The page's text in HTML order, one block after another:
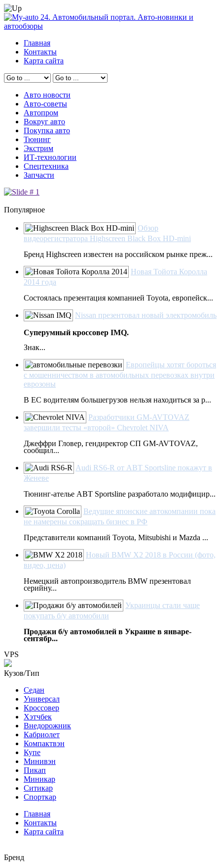
Главная
Контакты
Карта сайта
Авто новости
Авто-советы
Автопром
Вокруг авто
Покупка авто
Тюнинг
Экстрим
ИТ-технологии
Спецтехника
Запчасти
Популярное
Обзор
видеорегистратора Highscreen Black Box HD-mini
Бренд Highscreen известен на российском рынке преж...
Новая Тойота Королла
2014 года
Состоялась презентация компанией Toyota, европейск...
Nissan презентовал новый электромобиль
Суперумный кроссовер IMQ.
Знак...
Европейцы хотят бороться
с мошенничеством в автомобильных перевозках внутри
еврозоны
В ЕС водителям большегрузов нельзя находиться за р...
Разработчики GM-AVTOVAZ
завершили тесты «второй» Chevrolet NIVA
Джеффри Гловер, гендиректор СП GM-AVTOVAZ,
сообщил...
Audi RS6-R от ABT Sportsline покажут в
Женеве
Тюнинг-ателье ABT Sportsline разработало модифицир...
Ведущие японские автокомпании пока
не намерены сокращать бизнес в РФ
Представители компаний Toyota, Mitsubishi и Mazda ...
Новый BMW X2 2018 в России (фото,
видео, цена)
Немецкий автопроизводитель BMW презентовал
серийну...
Украинцы стали чаще
покупать б/у автомобили
Продажи б/у автомобилей в Украине в январе-
сентябр...
VPS
Кузов/Тип
Седан
Универсал
Кроссовер
Хэтчбек
Внедорожник
Кабриолет
Компактвэн
Купе
Минивэн
Пикап
Миникар
Ситикар
Спорткар
Главная
Контакты
Карта сайта
Бренд